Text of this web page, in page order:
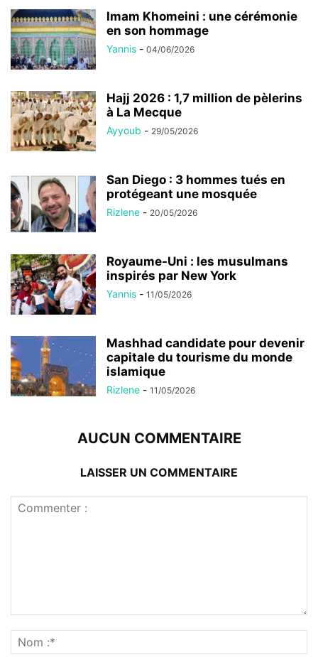
Imam Khomeini : une cérémonie
en son hommage
Yannis - 04/06/2026
Hajj 2026 : 1,7 million de pèlerins
à La Mecque
Ayyoub - 29/05/2026
San Diego : 3 hommes tués en
protégeant une mosquée
Rizlene - 20/05/2026
Royaume-Uni : les musulmans
inspirés par New York
Yannis - 11/05/2026
Mashhad candidate pour devenir
capitale du tourisme du monde
islamique
Rizlene - 11/05/2026
AUCUN COMMENTAIRE
LAISSER UN COMMENTAIRE